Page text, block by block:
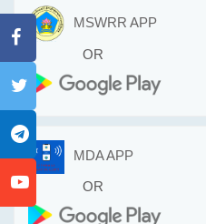
MSWRR APP
OR
MDA APP
OR